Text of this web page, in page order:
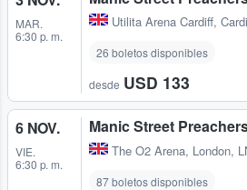
MAR.
6:30 p. m.
Utilita Arena Cardiff,
26 boletos disponibles
desde USD 133
6 NOV.
VIE.
6:30 p. m.
Manic Street
The O2 Arena, London,
87 boletos disponibles